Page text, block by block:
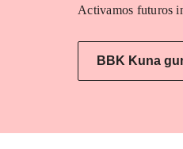
Activamos futuros
BBK Kuna